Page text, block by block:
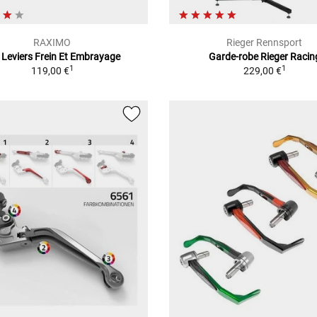
RAXIMO
Frein Et Embrayage
119,00 €1
Rieger Rennsport
Garde-robe Rieger
229,00 €1